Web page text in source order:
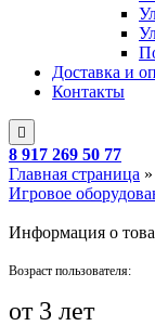
Доставка и
Контакты
8 917 269 50 77
Главная страница »
Игровое
Информация о
Возраст пользователя:
от 3 лет